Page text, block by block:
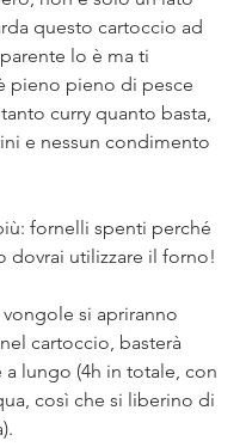
questo cartoccio ad
lo è ma ti
pieno pieno di pesce
curry quanto basta,
e nessun condimento
fornelli spenti perché
dovrai utilizzare il forno!
si apriranno
cartoccio, basterà
a lungo (4h in totale, con
così che si liberino di